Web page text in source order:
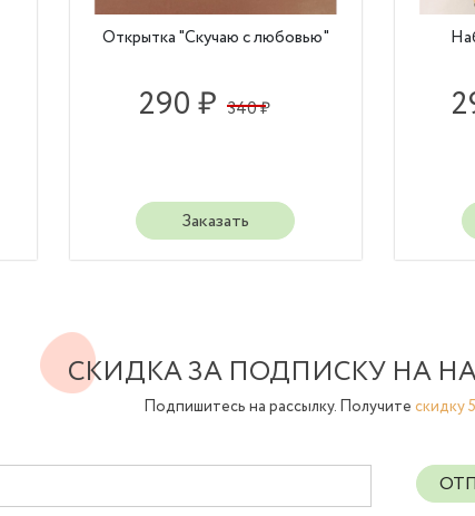
Открытка "Скучаю с любовью"
290 ₽ 340 ₽
Заказать
СКИДКА ЗА ПОДПИСКУ НА
Подпишитесь на рассылку. Получите скидку